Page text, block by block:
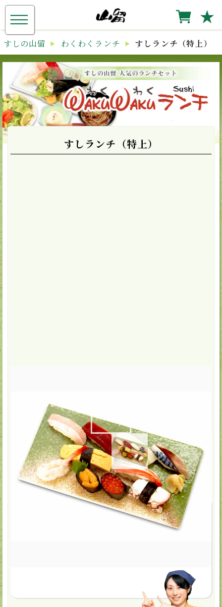
★
すしの山留 わくわくランチ すしランチ（特上）
すしランチ（特上）
1,650円(税込)
★お気に入り
≡